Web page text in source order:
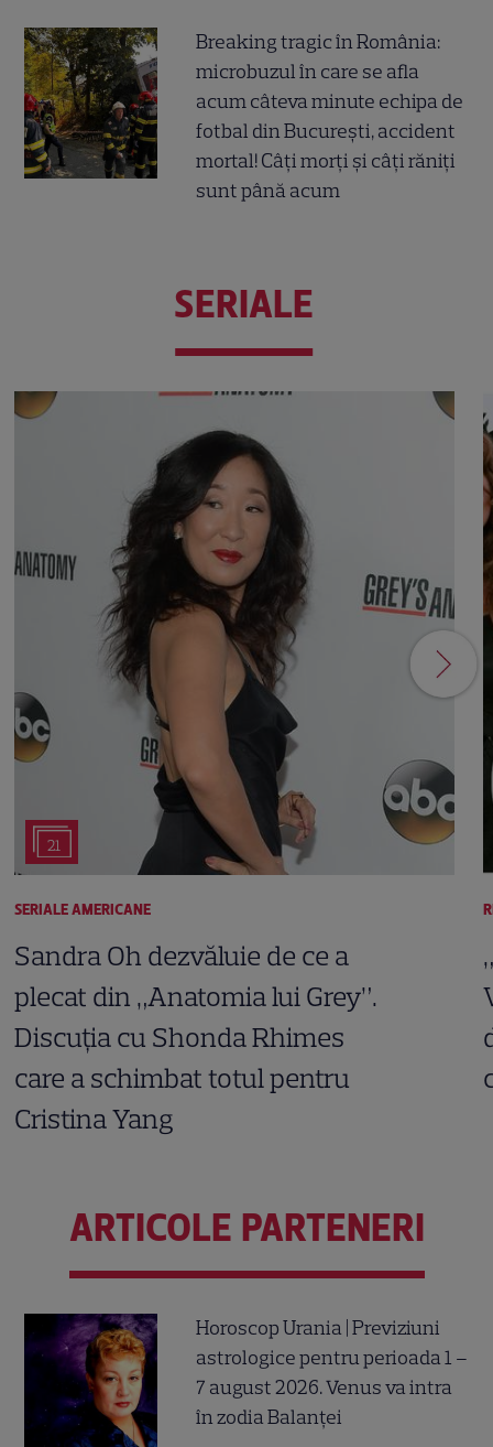
Breaking tragic în România:
microbuzul în care se afla
acum câteva minute echipa de
fotbal din București, accident
mortal! Câți morți și câți răniți
sunt până acum
SERIALE
21
SERIALE AMERICANE
Sandra Oh dezvăluie de ce a
plecat din „Anatomia lui Grey”.
Discuția cu Shonda Rhimes
care a schimbat totul pentru
Cristina Yang
ARTICOLE PARTENERI
Horoscop Urania | Previziuni
astrologice pentru perioada 1 –
7 august 2026. Venus va intra
în zodia Balanței